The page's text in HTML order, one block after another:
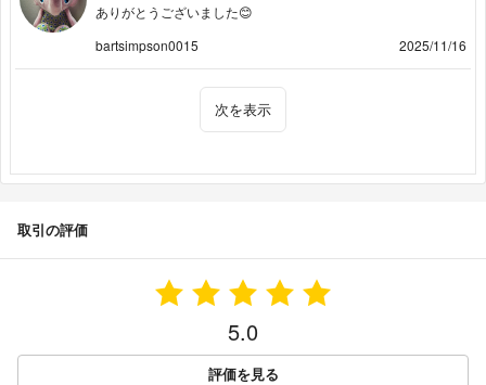
ありがとうございました😊
bartsimpson0015
2025/11/16
次を表示
取引の評価
5.0
評価を見る